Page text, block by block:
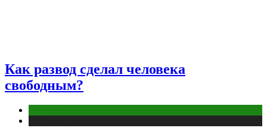
Как развод сделал человека
свободным?